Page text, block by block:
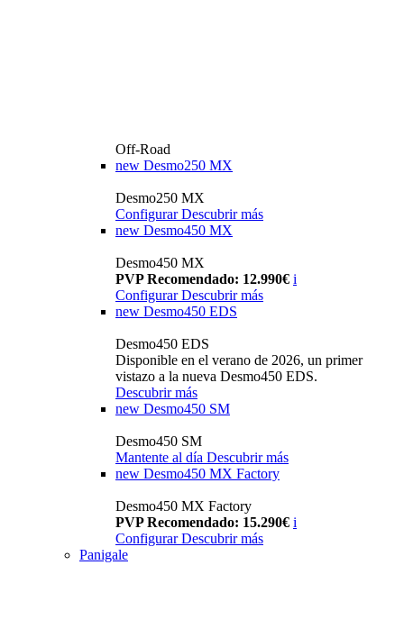
Off-Road
new Desmo250 MX
Desmo250 MX
Configurar Descubrir más
new Desmo450 MX
Desmo450 MX
PVP Recomendado: 12.990€ i
Configurar Descubrir más
new Desmo450 EDS
Desmo450 EDS
Disponible en el verano de 2026, un primer
vistazo a la nueva Desmo450 EDS.
Descubrir más
new Desmo450 SM
Desmo450 SM
Mantente al día Descubrir más
new Desmo450 MX Factory
Desmo450 MX Factory
PVP Recomendado: 15.290€ i
Configurar Descubrir más
Panigale